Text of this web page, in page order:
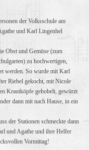
der Volksschule am
und Karl Lingenhel
Obst und Gemüse (zum
zu hochwertigen,
werden. So wurde mit Karl
Riebel gekocht, mit Nicole
Krautköpfe gehobelt, gewürzt
dann mit nach Hause, in ein
der Stationen schmeckte dann
und Agathe und ihre Helfer
Vormittag!